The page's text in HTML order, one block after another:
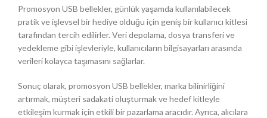
Promosyon USB bellekler, günlük yaşamda kullanılabilecek
pratik ve işlevsel bir hediye olduğu için geniş bir kullanıcı kitlesi
tarafından tercih edilirler. Veri depolama, dosya transferi ve
yedekleme gibi işlevleriyle, kullanıcıların bilgisayarları arasında
verileri kolayca taşımasını sağlarlar.
Sonuç olarak, promosyon USB bellekler, marka bilinirliğini
artırmak, müşteri sadakati oluşturmak ve hedef kitleyle
etkileşim kurmak için etkili bir pazarlama aracıdır. Ayrıca, alıcılara